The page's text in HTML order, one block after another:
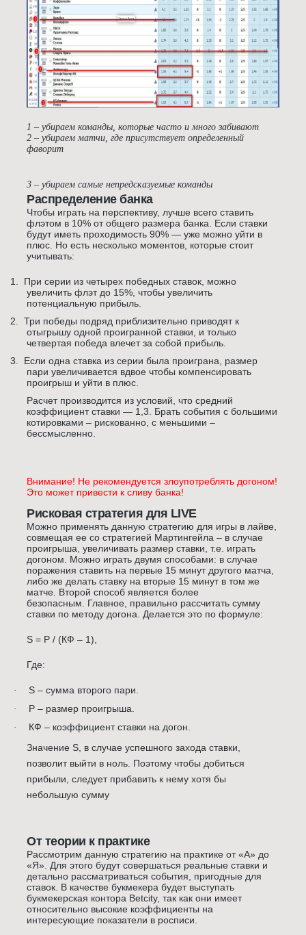
1 – убираем команды, которые часто и много забивают
2 – убираем матчи, где присутствует определенный
фаворит
3 – убираем самые непредсказуемые команды
Распределение банка
Чтобы играть на перспективу, лучше всего ставить
флэтом в 10% от общего размера банка. Если ставки
будут иметь проходимость 90% — уже можно уйти в
плюс. Но есть несколько моментов, которые стоит
учитывать:
1.
При серии из четырех победных ставок, можно
увеличить флэт до 15%, чтобы увеличить
потенциальную прибыль.
2.
Три победы подряд приблизительно приводят к
отыгрышу одной проигранной ставки, и только
четвертая победа влечет за собой прибыль.
3.
Если одна ставка из серии была проиграна, размер
пари увеличивается вдвое чтобы компенсировать
проигрыш и уйти в плюс.
Расчет производится из условий, что средний
коэффициент ставки — 1,3. Брать события с большими
котировками – рискованно, с меньшими –
бессмысленно.
Внимание! Не рекомендуется злоупотреблять догоном!
Это может привести к сливу банка!
Рисковая стратегия для LIVE
Можно применять данную стратегию для игры в лайве,
совмещая ее со стратегией Мартингейла – в случае
проигрыша, увеличивать размер ставки, т.е. играть
догоном. Можно играть двумя способами: в случае
поражения ставить на первые 15 минут другого матча,
либо же делать ставку на вторые 15 минут в том же
матче. Второй способ является более
безопасным. Главное, правильно рассчитать сумму
ставки по методу догона. Делается это по формуле:
S = P / (КФ – 1),
Где:
· S – сумма второго пари.
· P – размер проигрыша.
·
КФ – коэффициент ставки на догон.
Значение S, в случае успешного захода ставки,
позволит выйти в ноль. Поэтому чтобы добиться
прибыли, следует прибавить к нему хотя бы
небольшую сумму
От теории к практике
Рассмотрим данную стратегию на практике от «А» до
«Я». Для этого будут совершаться реальные ставки и
детально рассматриваться события, пригодные для
ставок. В качестве букмекера будет выступать
букмекерская контора Betcity, так как они имеет
относительно высокие коэффициенты на
интересующие показатели в росписи.